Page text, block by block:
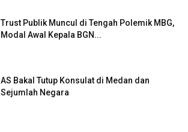
Trust Publik Muncul di Tengah Polemik MBG,
Modal Awal Kepala BGN...
AS Bakal Tutup Konsulat di Medan dan
Sejumlah Negara